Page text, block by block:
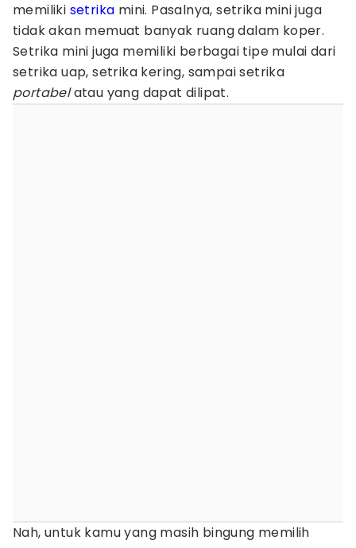
memiliki setrika mini. Pasalnya, setrika mini juga
tidak akan memuat banyak ruang dalam koper.
Setrika mini juga memiliki berbagai tipe mulai dari
setrika uap, setrika kering, sampai setrika
portabelatau yang dapat dilipat.
Nah, untuk kamu yang masih bingung memilih